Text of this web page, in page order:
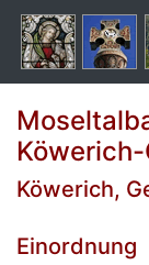
Köwerich,
Einordnung